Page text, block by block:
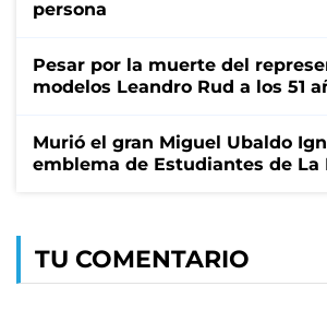
persona
Pesar por la muerte del
modelos Leandro Rud a los 51
Murió el gran Miguel Ubaldo
emblema de Estudiantes de La
TU COMENTARIO